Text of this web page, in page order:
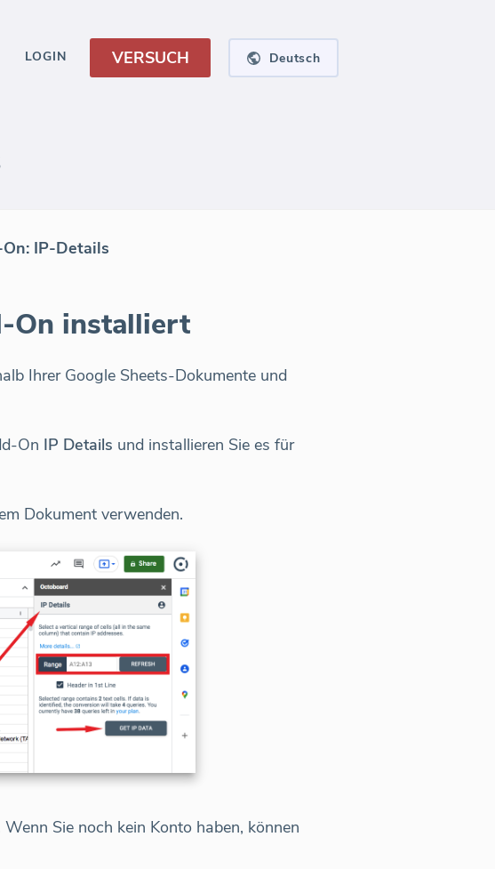
LOGIN VERSUCH Deutsch
IP-Details
On installiert
Ihrer Google Sheets-Dokumente und
On IP Details und installieren Sie es für
Dokument verwenden.
Sie noch kein Konto haben, können